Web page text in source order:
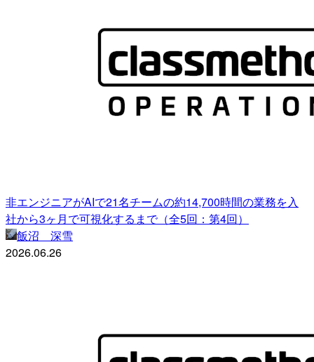
非エンジニアがAIで21名チームの約14,700時間の業務を入
社から3ヶ月で可視化するまで（全5回：第4回）
飯沼 深雪
2026.06.26